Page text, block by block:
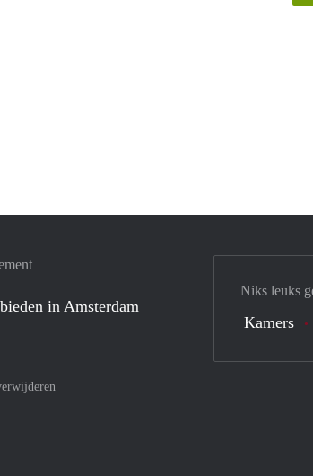
in Amsterdam
Meastro
Niks leuks
Kamers